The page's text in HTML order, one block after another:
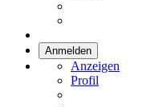
Anmelden
Anzeigen
Profil